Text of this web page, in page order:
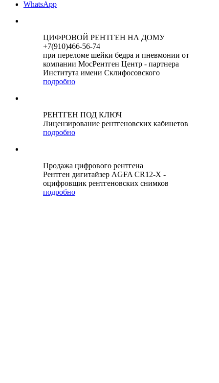
WhatsApp
ЦИФРОВОЙ РЕНТГЕН НА ДОМУ
+7(910)466-56-74
при переломе шейки бедра и пневмонии от
компании МосРентген Центр - партнера
Института имени Склифосовского
подробно
РЕНТГЕН ПОД КЛЮЧ
Лицензирование рентгеновских кабинетов
подробно
Продажа цифрового рентгена
Рентген дигитайзер AGFA CR12-X -
оцифровщик рентгеновских снимков
подробно